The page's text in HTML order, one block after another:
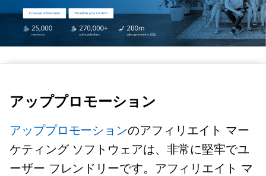
アッププロモーション
アッププロモーションのアフィリエイト マー
ケティング ソフトウェアは、非常に堅牢でユ
ーザー フレンドリーです。アフィリエイト マ